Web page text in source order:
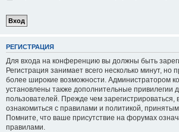
РЕГИСТРАЦИЯ
Для входа на конференцию вы должны быть
Регистрация занимает всего несколько минут, но
более широкие возможности. Администратором
установлены также дополнительные привилегии
пользователей. Прежде чем зарегистрироваться,
ознакомиться с правилами и политикой,
Помните, что ваше присутствие на форумах
правилами.